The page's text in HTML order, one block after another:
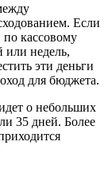
Если
кассовому
или недель,
эти деньги
для бюджета.
о небольших
35 дней. Более